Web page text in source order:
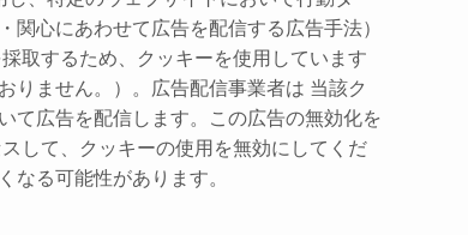
心にあわせて広告を配信する広告手法）
取するため、クッキーを使用しています
りません。）。広告配信事業者は 当該ク
て広告を配信します。この広告の無効化を
して、クッキーの使用を無効にしてくだ
る可能性があります。